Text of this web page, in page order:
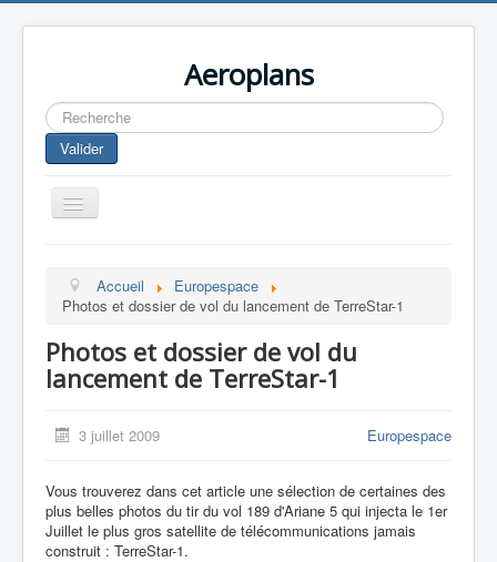
Aeroplans
Rechercher
Valider
Toggle
Navigation
Aviation Commerciale
Aviation Militaire
Drones
Accueil
Europespace
Photos et dossier de vol du lancement de TerreStar-1
Photos et dossier de vol du
lancement de TerreStar-1
3 juillet 2009 Europespace
Vous trouverez dans cet article une sélection de certaines des
plus belles photos du tir du vol 189 d'Ariane 5 qui injecta le 1er
Juillet le plus gros satellite de télécommunications jamais
construit : TerreStar-1.